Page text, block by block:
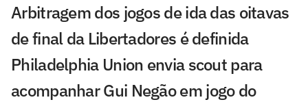
Arbitragem dos jogos de ida das oitavas
de final da Libertadores é definida
Philadelphia Union envia scout para
acompanhar Gui Negão em jogo do